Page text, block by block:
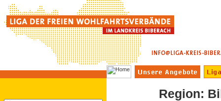
Region: